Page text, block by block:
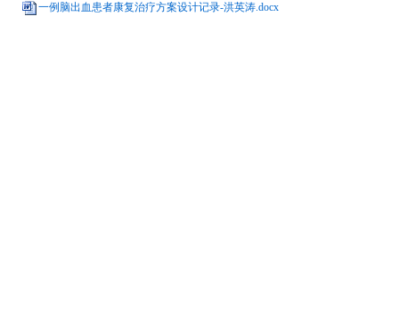
一例脑出血患者康复治疗方案设计记录-洪英涛.docx